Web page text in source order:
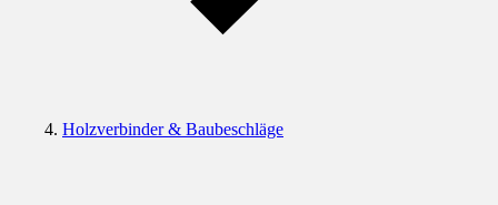
Holzverbinder & Baubeschläge